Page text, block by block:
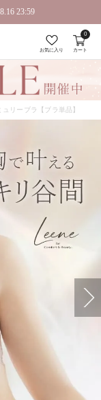
23:59
ント！
お気に入り カート
0
リーブラ【ブラ単品】